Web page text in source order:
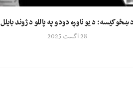
ښځو کیسه: د یو ناوړه دودو په پاللو د ژوند بایلل
28 اگست 2025